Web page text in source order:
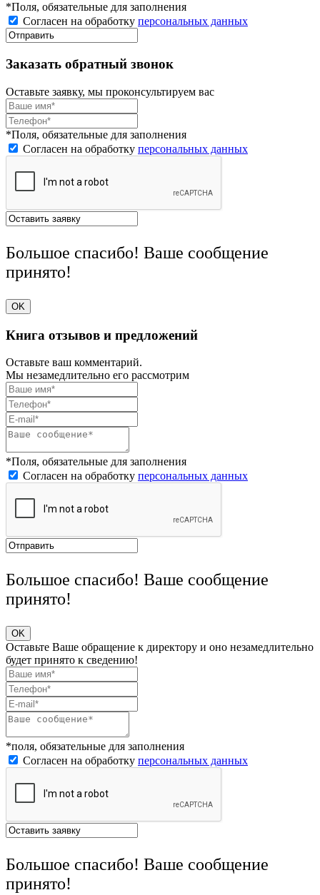
*Поля, обязательные для заполнения
Согласен на обработку персональных данных
Заказать обратный звонок
Оставьте заявку, мы проконсультируем вас
*Поля, обязательные для заполнения
Согласен на обработку персональных данных
Большое спасибо! Ваше сообщение
принято!
OK
Книга отзывов и предложений
Оставьте ваш комментарий.
Мы незамедлительно его рассмотрим
*Поля, обязательные для заполнения
Согласен на обработку персональных данных
Большое спасибо! Ваше сообщение
принято!
OK
Оставьте Ваше обращение к директору и оно незамедлительно
будет принято к сведению!
*поля, обязательные для заполнения
Согласен на обработку персональных данных
Большое спасибо! Ваше сообщение
принято!